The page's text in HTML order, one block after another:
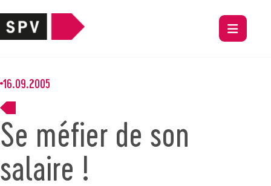
16.09.2005
Se méfier de son
salaire !